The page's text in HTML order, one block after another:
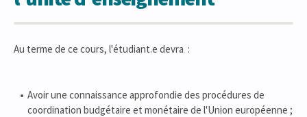
Au terme de ce cours, l'étudiant.e devra :
Avoir une connaissance approfondie des procédures de
coordination budgétaire et monétaire de l'Union européenne ;